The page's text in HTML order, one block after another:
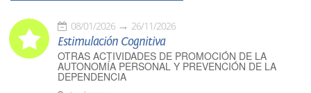
08/01/2026 26/11/2026
Estimulación Cognitiva
OTRAS ACTIVIDADES DE PROMOCIÓN DE LA
AUTONOMÍA PERSONAL Y PREVENCIÓN DE LA
DEPENDENCIA